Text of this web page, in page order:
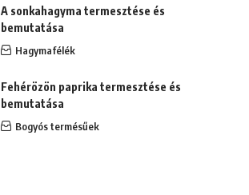
A sonkahagyma termesztése és
bemutatása
Hagymafélék
Fehérözön paprika termesztése és
bemutatása
Bogyós termésűek